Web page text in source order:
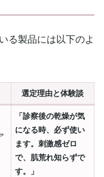
る製品には以下のよ
選定理由と体験談
「診察後の乾燥が気
になる時、必ず使い
ます。刺激感ゼロ
で、肌荒れ知らずで
す。」